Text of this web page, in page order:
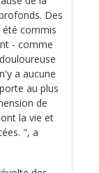
Des
été commis
- comme
a aucune
au plus
de
la vie et
", a